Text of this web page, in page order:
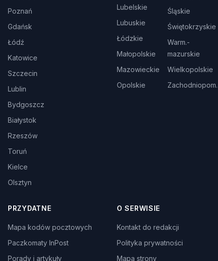
Poznań
Gdańsk
Łódź
Katowice
Szczecin
Lublin
Bydgoszcz
Białystok
Rzeszów
Toruń
Kielce
Olsztyn
Lubelskie
Lubuskie
Łódzkie
Małopolskie
Mazowieckie
Opolskie
Śląskie
Świętokrzyskie
Warm.-
mazurskie
Wielkopolskie
Zachodniopom.
PRZYDATNE
Mapa kodów pocztowych
Paczkomaty InPost
Porady i artykuły
O SERWISIE
Kontakt do redakcji
Polityka prywatności
Mapa strony